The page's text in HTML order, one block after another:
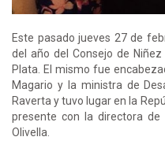
Este pasado jueves 27 de
del año del Consejo de
Plata. El mismo fue
Magario y la ministra de
Raverta y tuvo lugar en la
presente con la directora de
Olivella.